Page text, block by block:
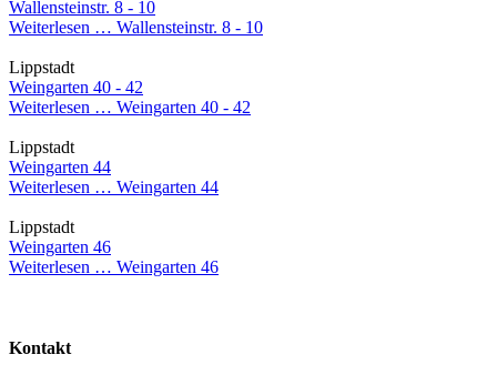
Wallensteinstr. 8 - 10
Weiterlesen … Wallensteinstr. 8 - 10
Lippstadt
Weingarten 40 - 42
Weiterlesen … Weingarten 40 - 42
Lippstadt
Weingarten 44
Weiterlesen … Weingarten 44
Lippstadt
Weingarten 46
Weiterlesen … Weingarten 46
Kontakt